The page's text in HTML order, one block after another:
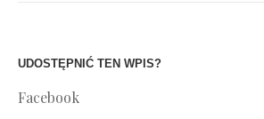
UDOSTĘPNIĆ TEN WPIS?
Facebook